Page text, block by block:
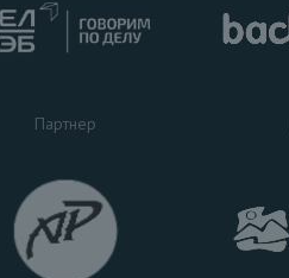
Партнер